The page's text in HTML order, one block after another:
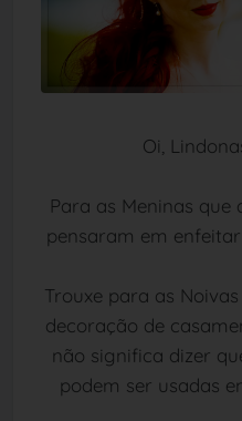
Oi,
Para as Meninas
pensaram em
Trouxe para as
decoração de
não significa dizer
podem ser usadas